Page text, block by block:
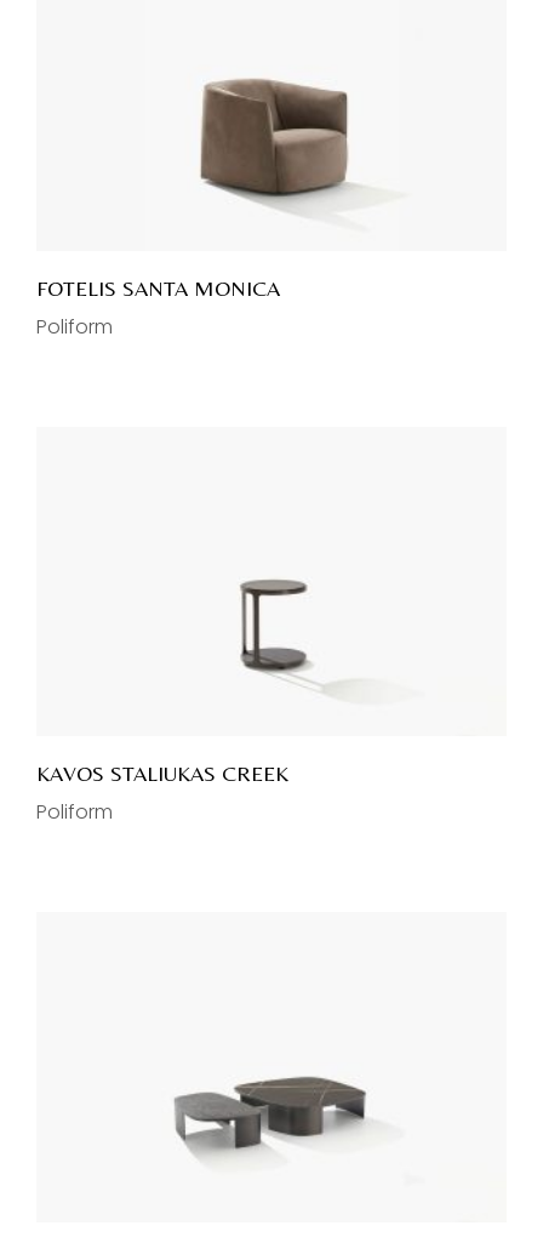
FOTELIS SANTA MONICA
Poliform
KAVOS STALIUKAS CREEK
Poliform